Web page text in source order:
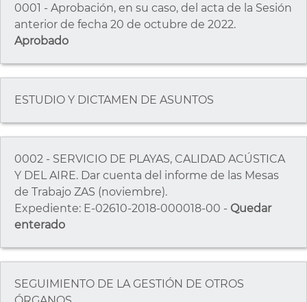
0001 - Aprobación, en su caso, del acta de la Sesión
anterior de fecha 20 de octubre de 2022.
Aprobado
ESTUDIO Y DICTAMEN DE ASUNTOS
0002 - SERVICIO DE PLAYAS, CALIDAD ACÚSTICA
Y DEL AIRE. Dar cuenta del informe de las Mesas
de Trabajo ZAS (noviembre).
Expediente: E-02610-2018-000018-00 - Quedar
enterado
SEGUIMIENTO DE LA GESTIÓN DE OTROS